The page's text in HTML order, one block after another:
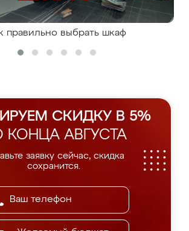
правильно выбрать шкаф
СКИДКУ В 5%
КОНЦА АВГУСТА
заявку сейчас, скидка
сохранится.